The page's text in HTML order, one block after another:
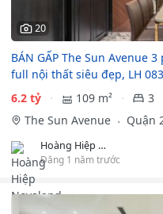
20
BÁN GẤP The Sun Avenue
full nội thất siêu đẹp, LH
6.2 tỷ
109 m² 3
The Sun Avenue
Quận
Hoàng Hiệp Novaland
Đăng 1 năm trước